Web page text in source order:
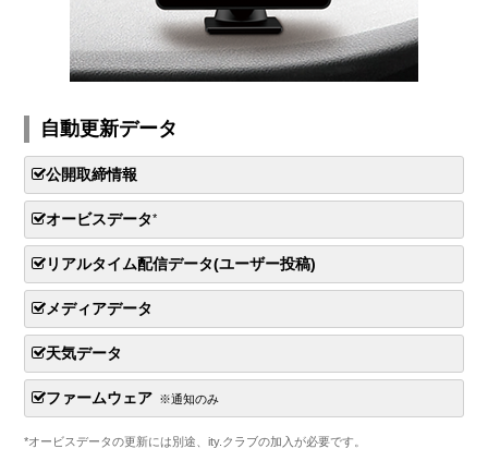
自動更新データ
公開取締情報
オービスデータ*
リアルタイム配信データ(ユーザー投稿)
メディアデータ
天気データ
ファームウェア ※通知のみ
*オービスデータの更新には別途、ity.クラブの加入が必要です。